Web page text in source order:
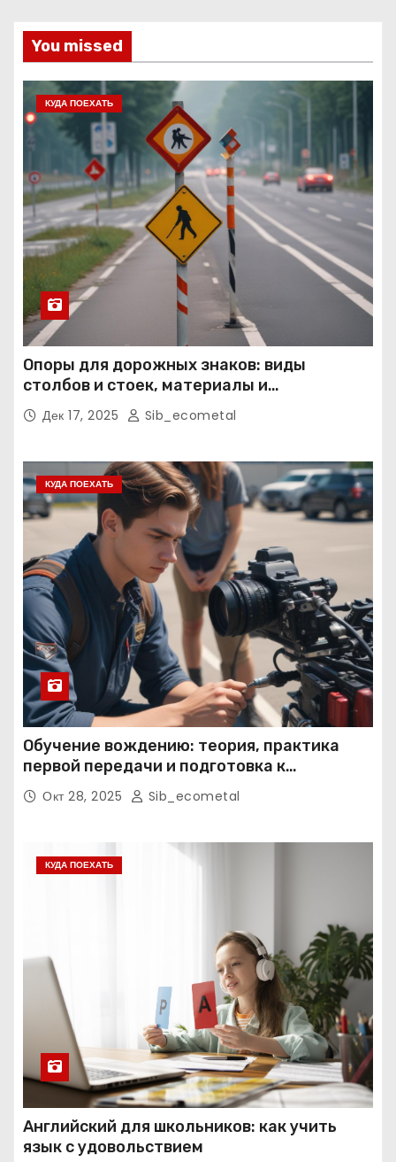
You missed
КУДА ПОЕХАТЬ
Опоры для дорожных знаков: виды
столбов и стоек, материалы и
нормативные требования
Дек 17, 2025 Sib_ecometal
КУДА ПОЕХАТЬ
Обучение вождению: теория, практика
первой передачи и подготовка к
экзаменам
Окт 28, 2025 Sib_ecometal
КУДА ПОЕХАТЬ
Английский для школьников: как учить
язык с удовольствием